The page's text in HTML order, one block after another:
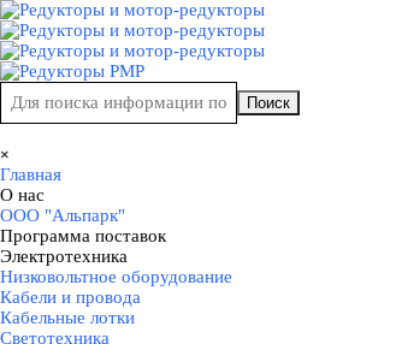
Перейти к контенту
Поиск
×
Главная
О нас
ООО "Альпарк"
Программа поставок
Электротехника
Низковольтное оборудование
Кабели и провода
Кабельные лотки
Светотехника